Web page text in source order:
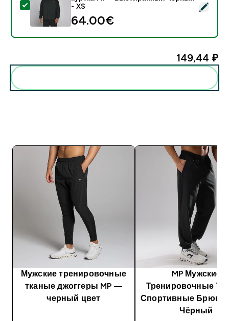
- Мужская гибридная нейлоновая куртка MP -
- XS
64.00€‎
149,44 ₽‎
Мужские тренировочные
тканые джоггеры MP ―
черный цвет
MP Мужские
Тренировочные
Спортивные Брюки
Чёрный